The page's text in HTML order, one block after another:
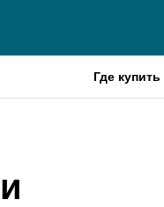
Где купить